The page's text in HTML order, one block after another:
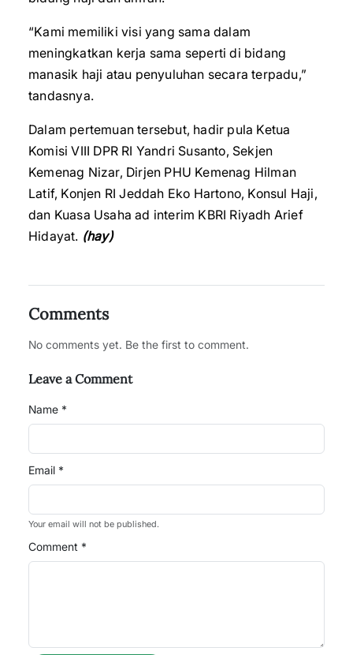
“Kami memiliki visi yang sama dalam
meningkatkan kerja sama seperti di bidang
manasik haji atau penyuluhan secara terpadu,”
tandasnya.
Dalam pertemuan tersebut, hadir pula Ketua
Komisi VIII DPR RI Yandri Susanto, Sekjen
Kemenag Nizar, Dirjen PHU Kemenag Hilman
Latif, Konjen RI Jeddah Eko Hartono, Konsul Haji,
dan Kuasa Usaha ad interim KBRI Riyadh Arief
Hidayat. (hay)
Comments
No comments yet. Be the first to comment.
Leave a Comment
Name *
Email *
Your email will not be published.
Comment *